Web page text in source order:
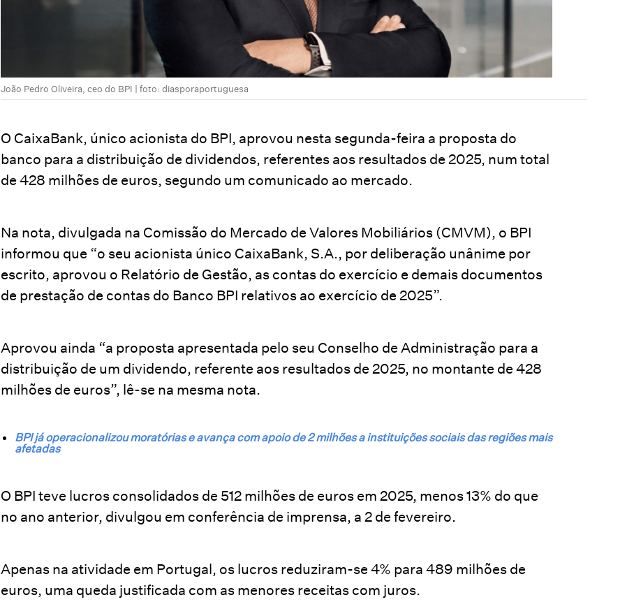
João Pedro Oliveira, ceo do BPI | foto: diasporaportuguesa
O CaixaBank, único acionista do BPI, aprovou nesta segunda-feira a proposta do
banco para a distribuição de dividendos, referentes aos resultados de 2025, num total
de 428 milhões de euros, segundo um comunicado ao mercado.
Na nota, divulgada na Comissão do Mercado de Valores Mobiliários (CMVM), o BPI
informou que “o seu acionista único CaixaBank, S.A., por deliberação unânime por
escrito, aprovou o Relatório de Gestão, as contas do exercício e demais documentos
de prestação de contas do Banco BPI relativos ao exercício de 2025”.
Aprovou ainda “a proposta apresentada pelo seu Conselho de Administração para a
distribuição de um dividendo, referente aos resultados de 2025, no montante de 428
milhões de euros”, lê-se na mesma nota.
BPI já operacionalizou moratórias e avança com apoio de 2 milhões a instituições sociais das regiões mais
afetadas
O BPI teve lucros consolidados de 512 milhões de euros em 2025, menos 13% do que
no ano anterior, divulgou em conferência de imprensa, a 2 de fevereiro.
Apenas na atividade em Portugal, os lucros reduziram-se 4% para 489 milhões de
euros, uma queda justificada com as menores receitas com juros.